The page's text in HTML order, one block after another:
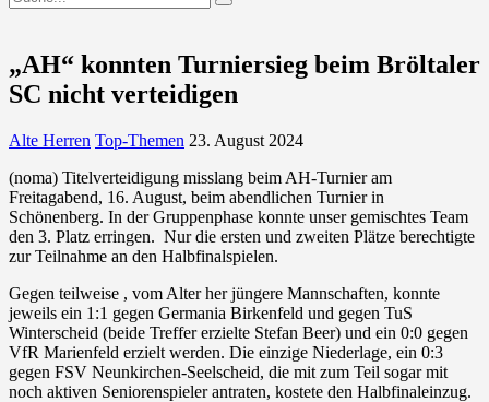
„AH“ konnten Turniersieg beim Bröltaler
SC nicht verteidigen
Alte Herren Top-Themen 23. August 2024
(noma) Titelverteidigung misslang beim AH-Turnier am
Freitagabend, 16. August, beim abendlichen Turnier in
Schönenberg. In der Gruppenphase konnte unser gemischtes Team
den 3. Platz erringen. Nur die ersten und zweiten Plätze berechtigte
zur Teilnahme an den Halbfinalspielen.
Gegen teilweise , vom Alter her jüngere Mannschaften, konnte
jeweils ein 1:1 gegen Germania Birkenfeld und gegen TuS
Winterscheid (beide Treffer erzielte Stefan Beer) und ein 0:0 gegen
VfR Marienfeld erzielt werden. Die einzige Niederlage, ein 0:3
gegen FSV Neunkirchen-Seelscheid, die mit zum Teil sogar mit
noch aktiven Seniorenspieler antraten, kostete den Halbfinaleinzug.